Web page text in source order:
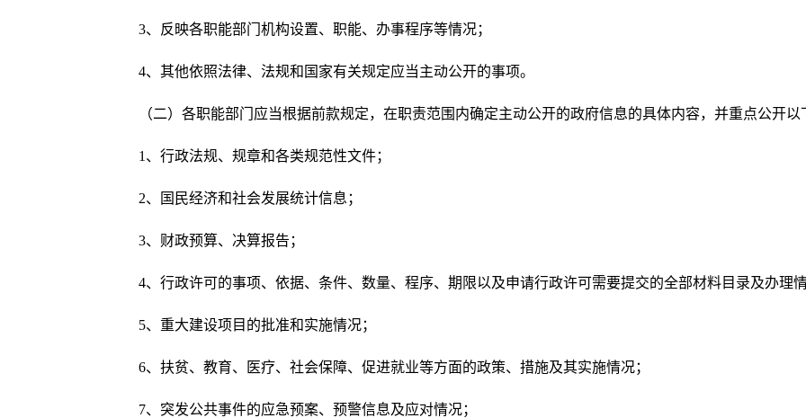
3、反映各职能部门机构设置、职能、办事程序等情况；
4、其他依照法律、法规和国家有关规定应当主动公开的事项。
（二）各职能部门应当根据前款规定，在职责范围内确定主动公开的政府信息的具体内容，并重点公开以
1、行政法规、规章和各类规范性文件；
2、国民经济和社会发展统计信息；
3、财政预算、决算报告；
4、行政许可的事项、依据、条件、数量、程序、期限以及申请行政许可需要提交的全部材料目录及办理情
5、重大建设项目的批准和实施情况；
6、扶贫、教育、医疗、社会保障、促进就业等方面的政策、措施及其实施情况；
7、突发公共事件的应急预案、预警信息及应对情况；